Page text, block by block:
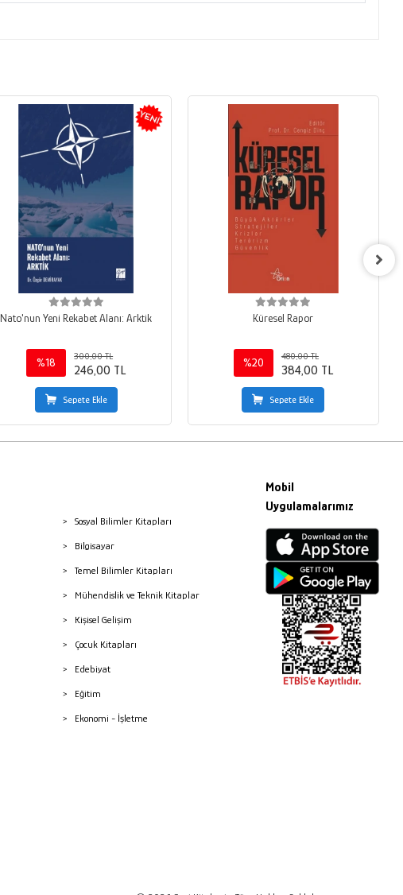
Nato'nun Yeni Rekabet Alanı: Arktik
%18
300,00 TL
246,00 TL
Sepete Ekle
Küresel Rapor
%20
480,00 TL
384,00 TL
Sepete Ekle
Sosyal Bilimler Kitapları
Bilgisayar
Temel Bilimler Kitapları
Mühendislik ve Teknik Kitaplar
Kişisel Gelişim
Çocuk Kitapları
Edebiyat
Eğitim
Ekonomi - İşletme
Mobil
Uygulamalarımız